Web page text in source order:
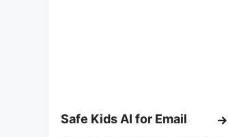
Safe Kids AI for Email